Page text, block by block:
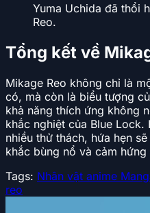
Yuma Uchida đã thổi
Reo.
Tổng kết về
Mikage Reo không chỉ là
có, mà còn là biểu tượng
khả năng thích ứng không
khắc nghiệt của Blue
nhiều thử thách, hứa hẹn
khắc bùng nổ và cảm
Tags: Nhân vật anime
reo